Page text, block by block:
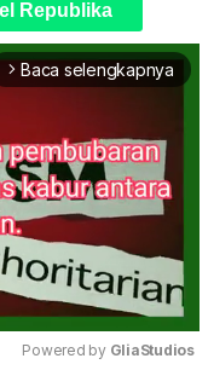
Republika
arrow_forward_ios Baca selengkapnya
Powered by GliaStudios